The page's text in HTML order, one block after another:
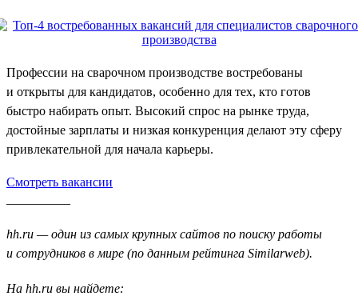
Профессии на сварочном производстве востребованы
и открыты для кандидатов, особенно для тех, кто готов
быстро набирать опыт. Высокий спрос на рынке труда,
достойные зарплаты и низкая конкуренция делают эту сферу
привлекательной для начала карьеры.
Смотреть вакансии
hh.ru — один из самых крупных сайтов по поиску работы
и сотрудников в мире (по данным рейтинга Similarweb).
На hh.ru вы найдете: